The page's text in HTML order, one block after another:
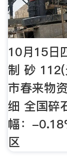
10月15日
制 砂
市春来物
细 全国碎
幅：-
区